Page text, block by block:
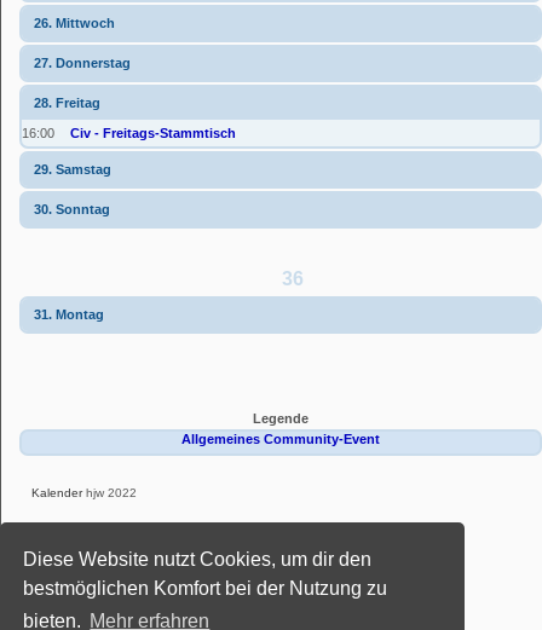
Diese Website nutzt Cookies, um dir den
bestmöglichen Komfort bei der Nutzung zu
bieten. Mehr erfahren
26. Mittwoch
27. Donnerstag
28. Freitag
16:00 Civ - Freitags-Stammtisch
29. Samstag
30. Sonntag
36
31. Montag
Legende
Allgemeines Community-Event
Kalenderhjw 2022
Deutsche Übersetzung durch phpBB.de
Style: Black-Silver-Split by Joyce&Luna
phpBB-Style-Design
Datenschutz |Nutzungsbedingungen